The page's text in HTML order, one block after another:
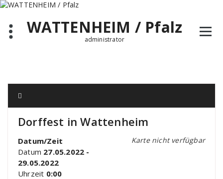
Zum
springenWATTENHEIM / Pfalz
administrator
Dorffest in Wattenheim
Karte nicht verfügbar
Datum/Zeit
Datum 27.05.2022 -
29.05.2022
Uhrzeit 0:00